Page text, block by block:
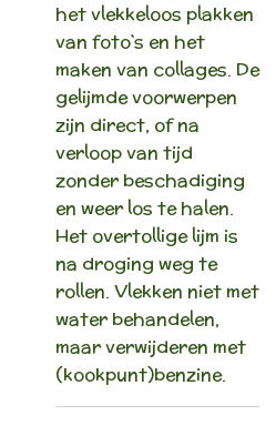
het vlekkeloos plakken
van foto`s en het
maken van collages. De
gelijmde voorwerpen
zijn direct, of na
verloop van tijd
zonder beschadiging
en weer los te halen.
Het overtollige lijm is
na droging weg te
rollen. Vlekken niet met
water behandelen,
maar verwijderen met
(kookpunt)benzine.